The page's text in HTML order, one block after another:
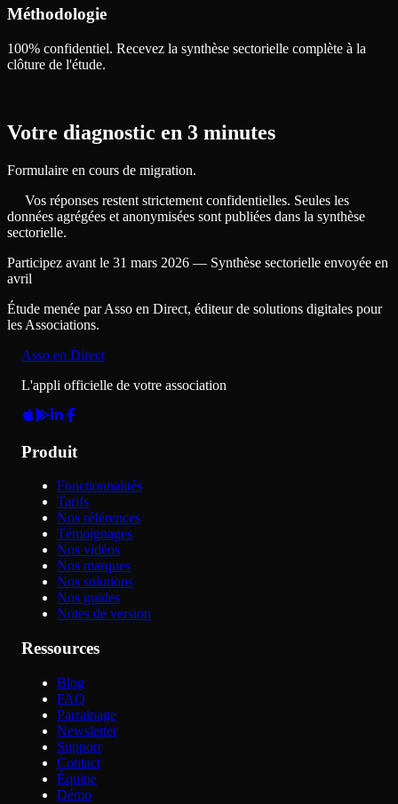
Méthodologie
100% confidentiel. Recevez la synthèse sectorielle complète à la
clôture de l'étude.
Votre diagnostic en 3 minutes
Formulaire en cours de migration.
Vos réponses restent strictement confidentielles. Seules les
données agrégées et anonymisées sont publiées dans la synthèse
sectorielle.
Participez avant le 31 mars 2026 — Synthèse sectorielle envoyée en
avril
Étude menée par Asso en Direct, éditeur de solutions digitales pour
les Associations.
Asso en Direct
L'appli officielle de votre association
Produit
Fonctionnalités
Tarifs
Nos références
Témoignages
Nos vidéos
Nos marques
Nos solutions
Nos guides
Notes de version
Ressources
Blog
FAQ
Parrainage
Newsletter
Support
Contact
Équipe
Démo